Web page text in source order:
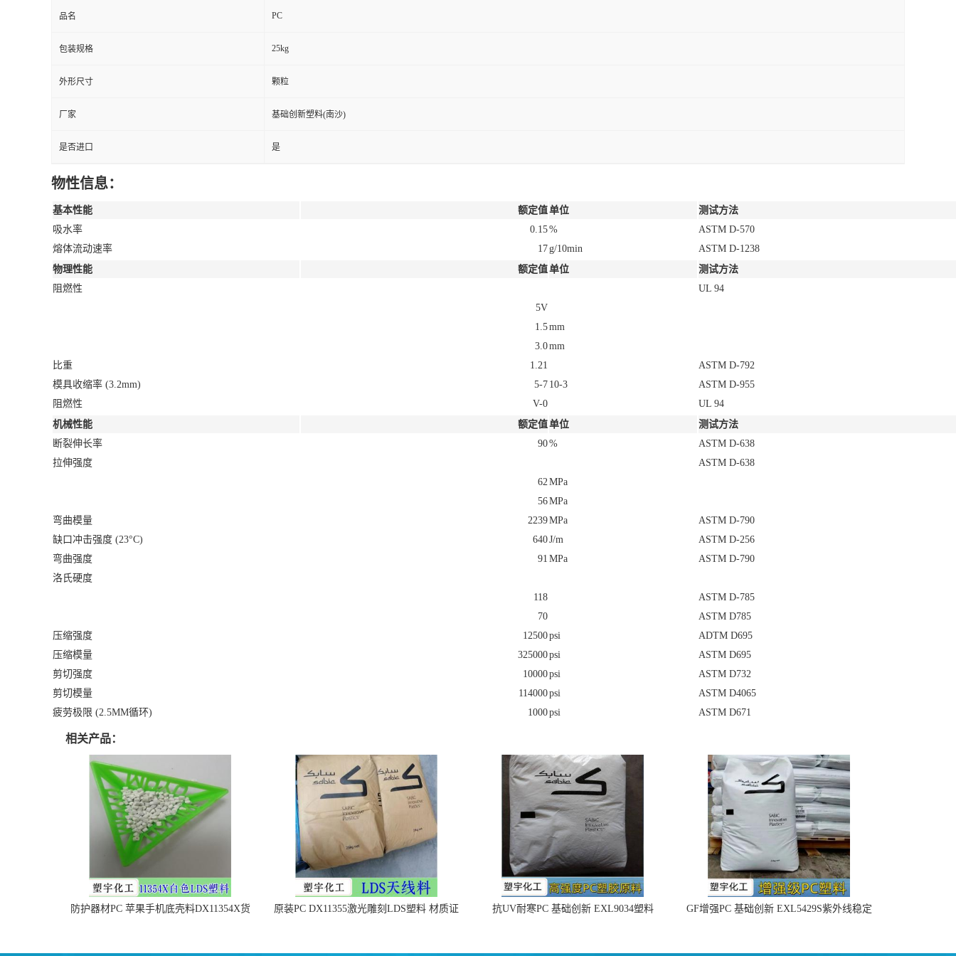
品名 PC
包装规格 25kg
外形尺寸 颗粒
厂家 基础创新塑料(南沙)
是否进口 是
物性信息：
基本性能 额定值单位
测试方法
吸水率
0.15%
ASTM D-570
熔体流动速率
17g/10min
ASTM D-1238
物理性能
额定值单位
测试方法
阻燃性
UL 94
5V
1.5mm
3.0mm
比重
1.21
ASTM D-792
模具收缩率 (3.2mm)
5-7 10-3
ASTM D-955
阻燃性
V-0
UL 94
机械性能
额定值单位
测试方法
断裂伸长率
90%
ASTM D-638
拉伸强度
ASTM D-638
62MPa
56MPa
弯曲模量
2239MPa
ASTM D-790
缺口冲击强度 (23°C)
640J/m
ASTM D-256
弯曲强度
91 MPa
ASTM D-790
洛氏硬度
118
ASTM D-785
70
ASTM D785
压缩强度
12500psi
ADTM D695
压缩模量
325000psi
ASTM D695
剪切强度
10000psi
ASTM D732
剪切模量
114000psi
ASTM D4065
疲劳极限 (2.5MM循环)
1000psi ASTM D671
相关产品：
防护器材PC 苹果手机底壳料DX11354X货
原装PC DX11355激光雕刻LDS塑料 材质证
抗UV耐寒PC 基础创新 EXL9034塑料
GF增强PC 基础创新 EXL5429S紫外线稳定